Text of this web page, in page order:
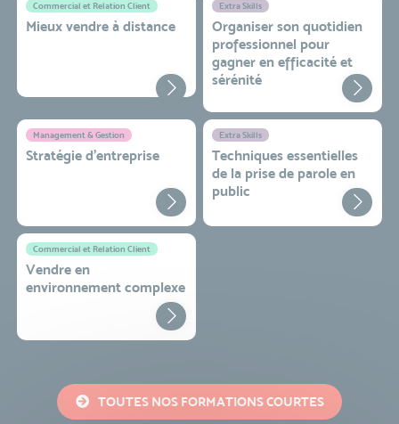
Commercial et Relation Client
Mieux vendre à distance
Extra Skills
Organiser son quotidien
professionnel pour
gagner en efficacité et
sérénité
Management & Gestion
Stratégie d’entreprise
Extra Skills
Techniques essentielles
de la prise de parole en
public
Commercial et Relation Client
Vendre en
environnement complexe
TOUTES NOS FORMATIONS COURTES